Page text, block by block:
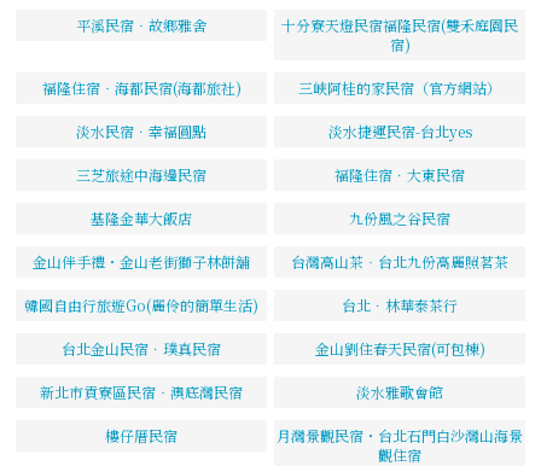
平溪民宿‧故鄉雅舍
十分寮天燈民宿福隆民宿(雙禾庭園民
宿)
福隆住宿‧海都民宿(海都旅社) 三峽阿桂的家民宿（官方網站）
淡水民宿．幸福圓點 淡水捷運民宿-台北yes
三芝旅途中海邊民宿 福隆住宿．大東民宿
基隆金華大飯店 九份風之谷民宿
金山伴手禮・金山老街獅子林餅舖 台灣高山茶‧台北九份高麗照茗茶
韓國自由行旅遊Go(麗伶的簡單生活) 台北．林華泰茶行
台北金山民宿．璞真民宿 金山劉住春天民宿(可包棟)
新北市貢寮區民宿‧澳底灣民宿 淡水雅歌會館
樓仔厝民宿
月灣景觀民宿・台北石門白沙灣山海景
觀住宿